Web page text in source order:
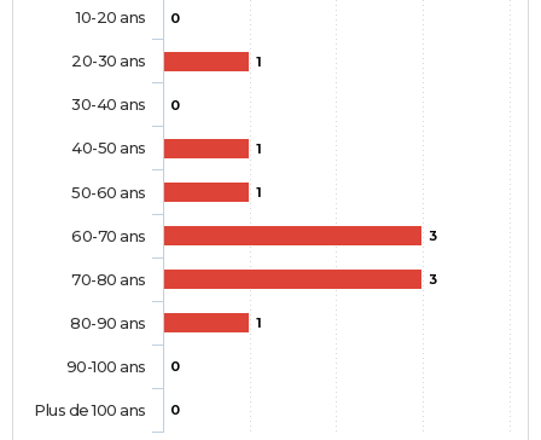
0
1
0
1
1
3
3
1
0
0
10-20 ans
20-30 ans
30-40 ans
40-50 ans
50-60 ans
60-70 ans
70-80 ans
80-90 ans
90-100 ans
Plus de 100 ans